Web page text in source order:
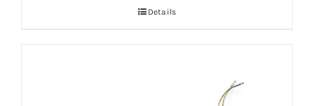
Details